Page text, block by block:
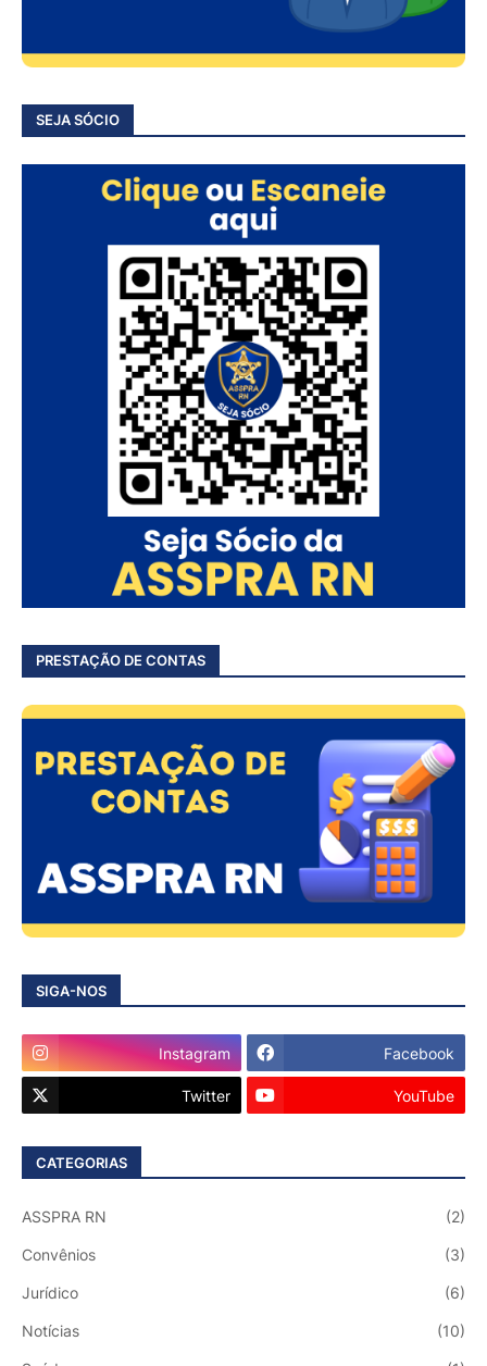
SEJA SÓCIO
PRESTAÇÃO DE CONTAS
SIGA-NOS
Instagram Facebook
Twitter YouTube
CATEGORIAS
ASSPRA RN (2)
Convênios (3)
Jurídico (6)
Notícias (10)